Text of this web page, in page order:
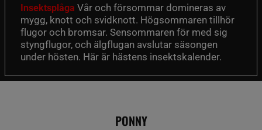
Insektsplåga Vår och försommar domineras av
mygg, knott och svidknott. Högsommaren tillhör
flugor och bromsar. Sensommaren för med sig
styngflugor, och älgflugan avslutar säsongen
under hösten. Här är hästens insektskalender.
PONNY